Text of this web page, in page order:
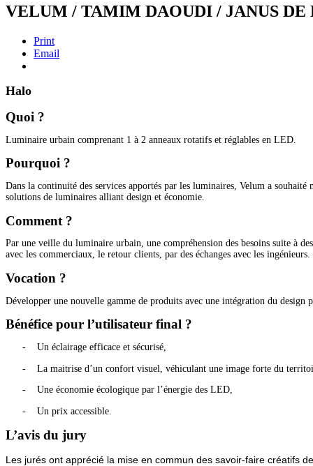
VELUM / TAMIM DAOUDI / JANUS DE
Print
Email
Halo
Quoi ?
Luminaire urbain comprenant 1 à 2 anneaux rotatifs et réglables en LED.
Pourquoi ?
Dans la continuité des services apportés par les luminaires, Velum a
solutions de luminaires alliant design et économie.
Comment ?
Par une veille du luminaire urbain, une compréhension des besoins suite à
avec les commerciaux, le retour clients, par des échanges avec les ingénieurs.
Vocation ?
Développer une nouvelle gamme de produits avec une intégration du design
Bénéfice pour l’utilisateur final ?
- Un éclairage efficace et sécurisé,
- La maitrise d’un confort visuel, véhiculant une image forte du
- Une économie écologique par l’énergie des LED,
- Un prix accessible.
L’avis du jury
Les jurés ont apprécié la mise en commun des savoir-faire créatifs